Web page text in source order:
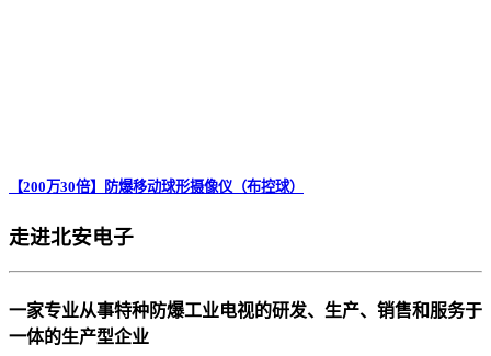
【200万30倍】防爆移动球形摄像仪（布控球）
走进北安电子
一家专业从事特种防爆工业电视的研发、生产、销售和服务于
一体的生产型企业